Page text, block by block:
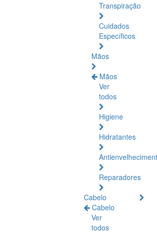
Transpiração
Cuidados
Específicos
Mãos
Mãos
Ver
todos
Higiene
Hidratantes
Reparadores
Cabelo
Cabelo
Ver
todos